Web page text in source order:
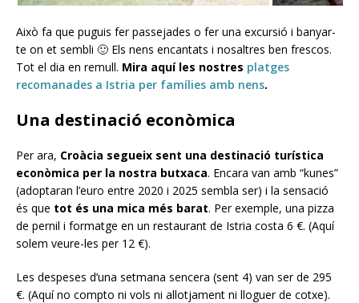
Això fa que puguis fer passejades o fer una excursió i banyar-
te on et sembli 🙂 Els nens encantats i nosaltres ben frescos.
Tot el dia en remull. Mira aquí les nostres platges
recomanades a Istria per famílies amb nens.
Una destinació econòmica
Per ara, Croàcia segueix sent una destinació turística
econòmica per la nostra butxaca. Encara van amb “kunes”
(adoptaran l’euro entre 2020 i 2025 sembla ser) i la sensació
és que tot és una mica més barat. Per exemple, una pizza
de pernil i formatge en un restaurant de Istria costa 6 €. (Aquí
solem veure-les per 12 €).
Les despeses d’una setmana sencera (sent 4) van ser de 295
€. (Aquí no compto ni vols ni allotjament ni lloguer de cotxe).